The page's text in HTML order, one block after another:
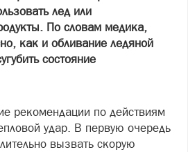
лед или
По словам медика,
как и обливание ледяной
состояние
рекомендации по действиям
удар. В первую очередь
вызвать скорую